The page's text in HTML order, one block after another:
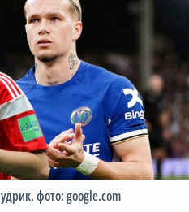
, фото: google.com